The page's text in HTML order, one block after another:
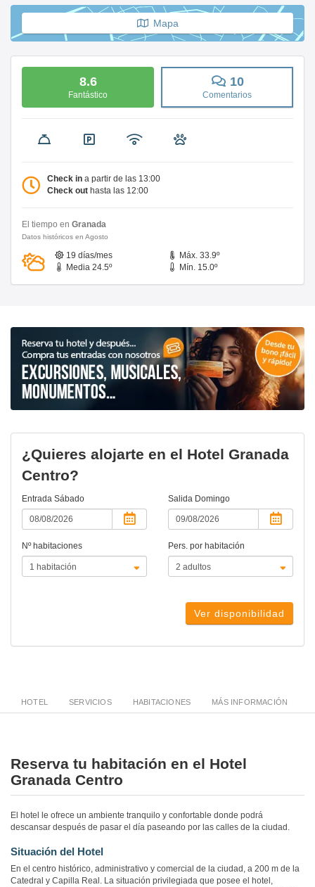
Mapa
8.6
Fantástico
10
Comentarios
Check in a partir de las 13:00
Check out hasta las 12:00
El tiempo en Granada
Datos históricos en Agosto
19 días/mes
Máx. 33.9º
Media 24.5º
Mín. 15.0º
¿Quieres alojarte en el Hotel Granada
Centro?
Entrada Sábado Salida Domingo
Nº habitaciones Pers. por habitación
Ver disponibilidad
HOTEL SERVICIOS HABITACIONES MÁS INFORMACIÓN
Reserva tu habitación en el Hotel
Granada Centro
El hotel le ofrece un ambiente tranquilo y confortable donde podrá
descansar después de pasar el día paseando por las calles de la ciudad.
Situación del Hotel
En el centro histórico, administrativo y comercial de la ciudad, a 200 m de la
Catedral y Capilla Real. La situación privilegiada que posee el hotel,